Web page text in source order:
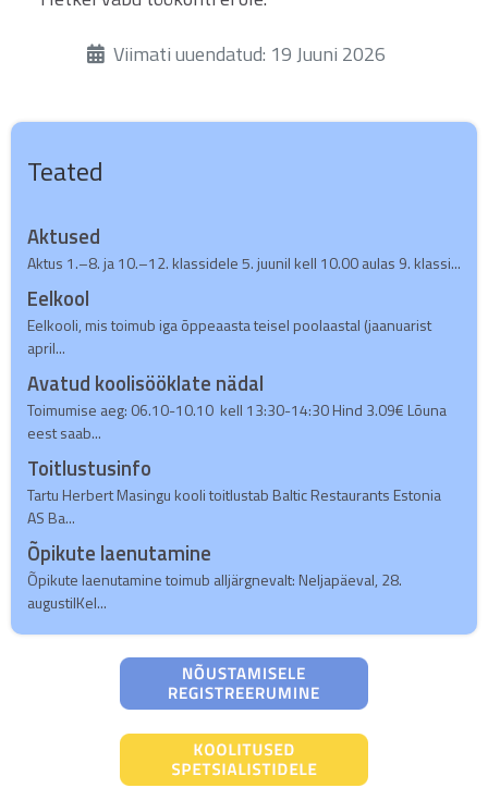
ÜksikasjadViimati uuendatud: 19 Juuni 2026
Teated
Aktused
Aktus 1.–8. ja 10.–12. klassidele 5. juunil kell 10.00 aulas 9. klassi...
Eelkool
Eelkooli, mis toimub iga õppeaasta teisel poolaastal (jaanuarist
april...
Avatud koolisööklate nädal
Toimumise aeg: 06.10-10.10 kell 13:30-14:30 Hind 3.09€ Lõuna
eest saab...
Toitlustusinfo
Tartu Herbert Masingu kooli toitlustab Baltic Restaurants Estonia
AS Ba...
Õpikute laenutamine
Õpikute laenutamine toimub alljärgnevalt: Neljapäeval, 28.
augustilKel...